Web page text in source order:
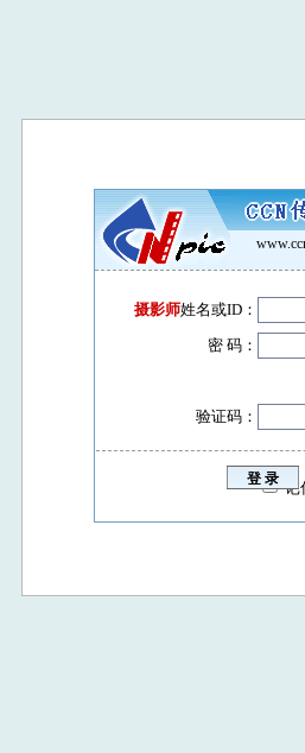
摄影师姓名或ID：
密 码：
验证码：
记